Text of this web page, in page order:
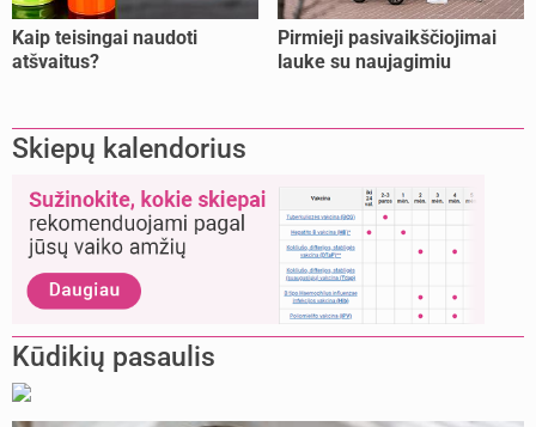
Kaip teisingai naudoti
atšvaitus?
Pirmieji pasivaikščiojimai
lauke su naujagimiu
Skiepų kalendorius
Kūdikių pasaulis